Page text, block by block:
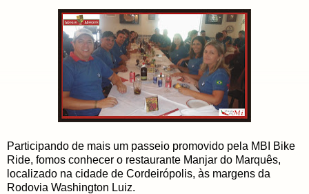
Participando de mais um passeio promovido pela MBI Bike
Ride, fomos conhecer o restaurante Manjar do Marquês,
localizado na cidade de Cordeirópolis, às margens da
Rodovia Washington Luiz.